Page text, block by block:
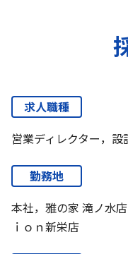
求人職種
営業ディレクター，
勤務地
本社，雅の家 滝ノ水
ｉｏｎ新栄店